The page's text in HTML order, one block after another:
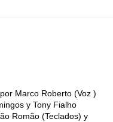
Marco Roberto (Voz )
y Tony Fialho
Romão (Teclados) y